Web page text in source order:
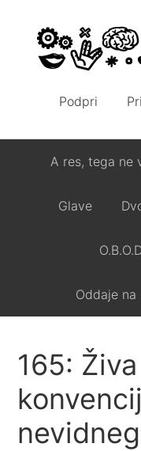
Podpri
A res, tega ne
Glave
Oddaje
165: